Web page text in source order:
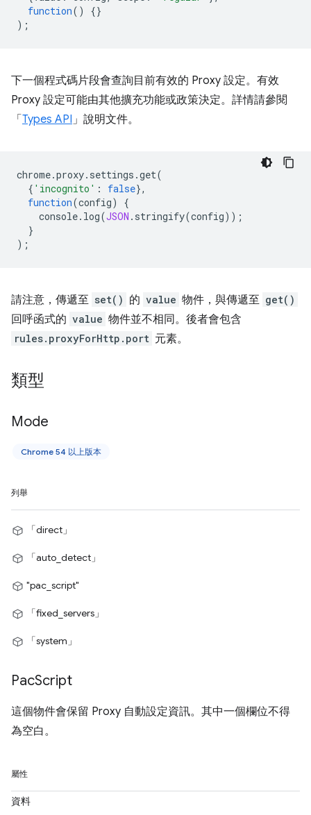
function()
{}
);
下一個程式碼片段會查詢目前有效的 Proxy 設定。有效
Proxy 設定可能由其他擴充功能或政策決定。詳情請參閱
「 Types API」說明文件。
chrome.proxy. settings .get(
{ 'incognito' : false},
function(config)
{
console. log(JSON . stringify(config));
}
);
請注意，傳遞至 set() 的 value 物件，與傳遞至 get()
回呼函式的 value 物件並不相同。後者會包含
rules.proxyForHttp.port 元素。
類型
Mode
Chrome 54 以上版本
列舉
「direct」
「auto_detect」
"pac_script"
「fixed_servers」
「system」
PacScript
這個物件會保留 Proxy 自動設定資訊。其中一個欄位不得
為空白。
屬性
資料